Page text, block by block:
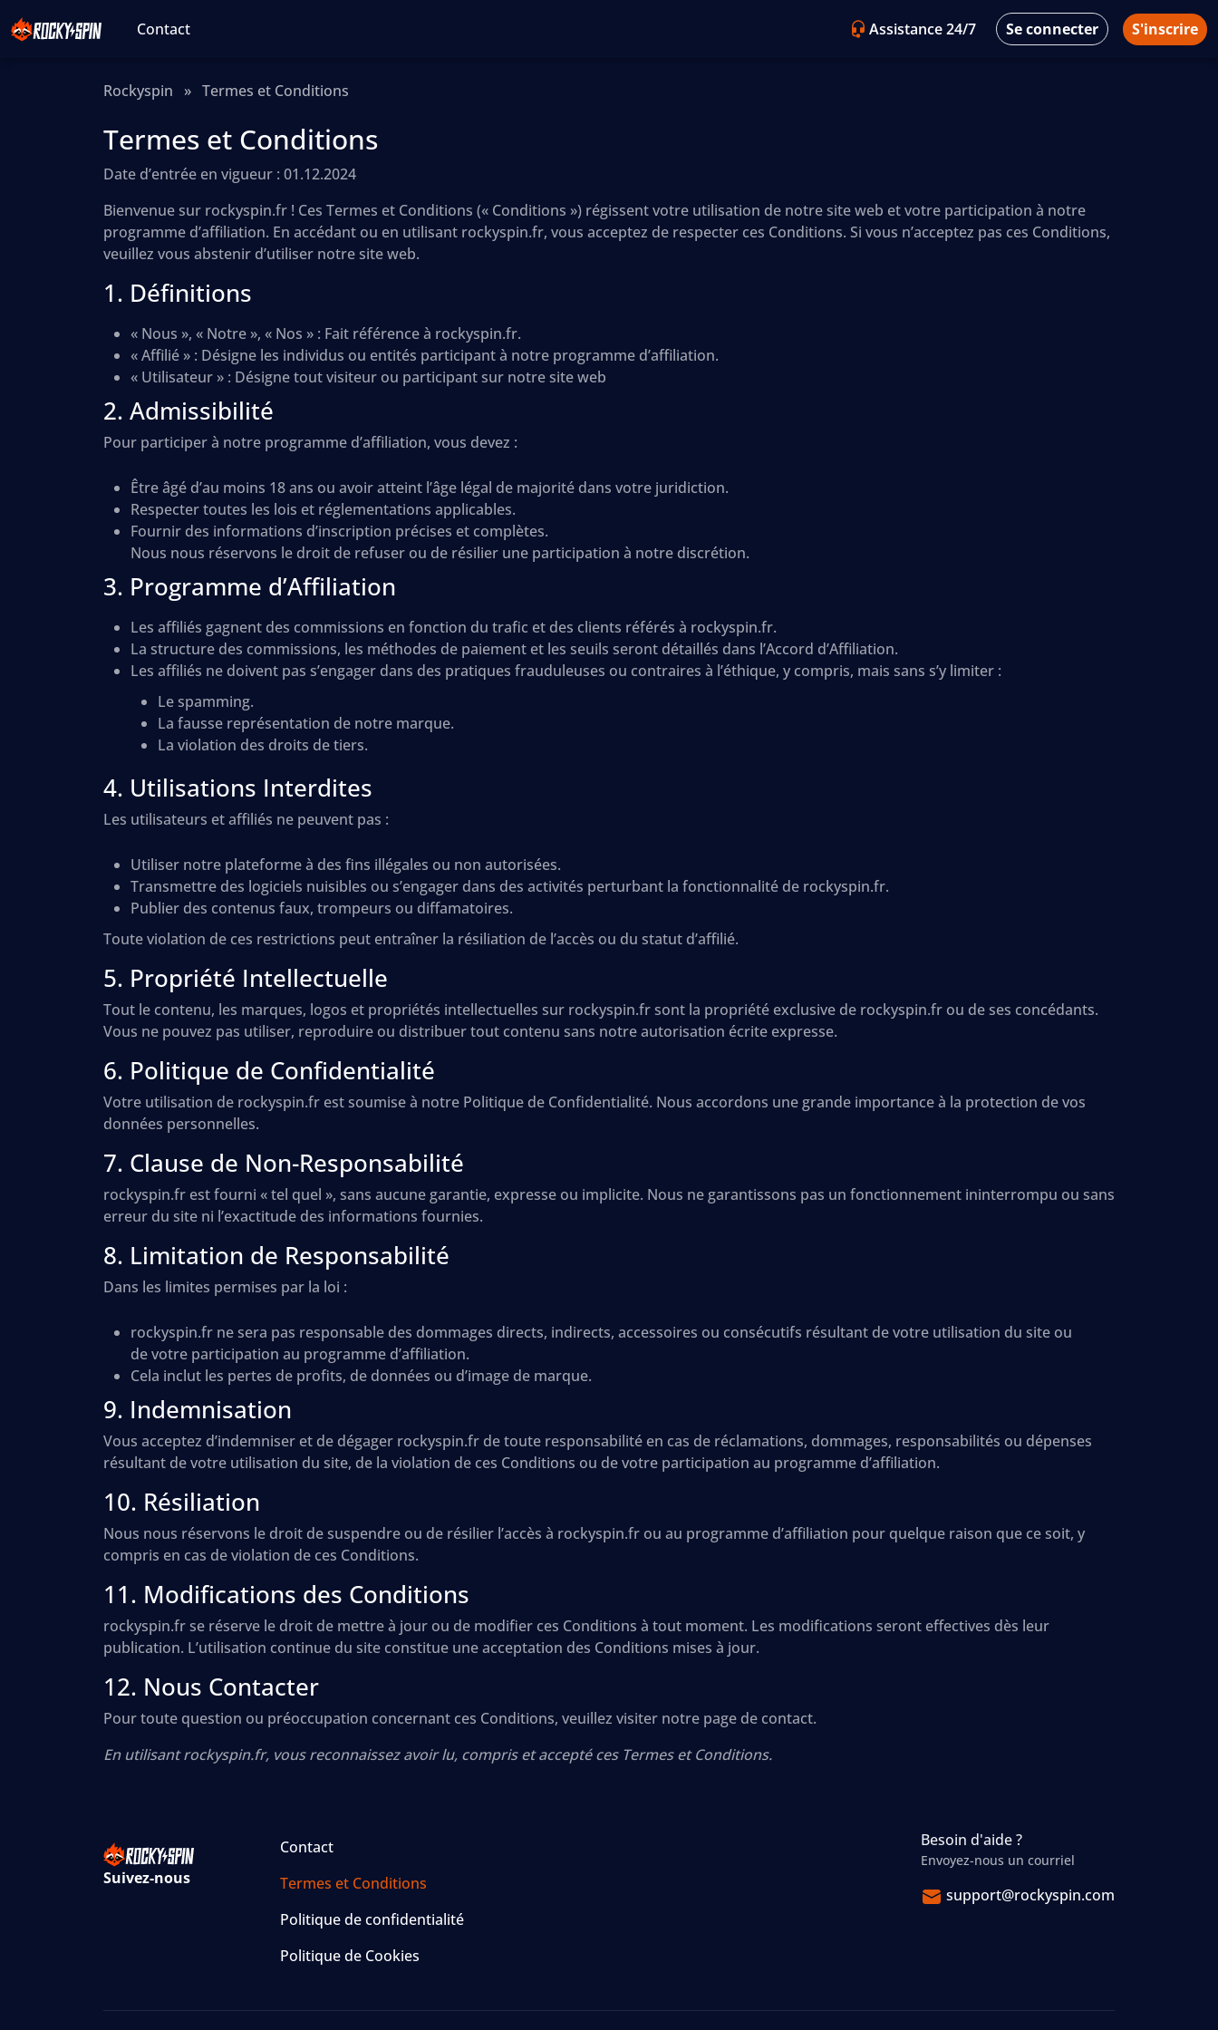
Contact Assistance 24/7 Se connecter S'inscrire
Rockyspin » Termes et Conditions
Termes et Conditions
Date d’entrée en vigueur : 01.12.2024
Bienvenue sur rockyspin.fr ! Ces Termes et Conditions (« Conditions ») régissent votre utilisation de notre site web et votre participation à notre
programme d’affiliation. En accédant ou en utilisant rockyspin.fr, vous acceptez de respecter ces Conditions. Si vous n’acceptez pas ces Conditions,
veuillez vous abstenir d’utiliser notre site web.
1. Définitions
« Nous », « Notre », « Nos » : Fait référence à rockyspin.fr.
« Affilié » : Désigne les individus ou entités participant à notre programme d’affiliation.
« Utilisateur » : Désigne tout visiteur ou participant sur notre site web
2. Admissibilité
Pour participer à notre programme d’affiliation, vous devez :
Être âgé d’au moins 18 ans ou avoir atteint l’âge légal de majorité dans votre juridiction.
Respecter toutes les lois et réglementations applicables.
Fournir des informations d’inscription précises et complètes.
Nous nous réservons le droit de refuser ou de résilier une participation à notre discrétion.
3. Programme d’Affiliation
Les affiliés gagnent des commissions en fonction du trafic et des clients référés à rockyspin.fr.
La structure des commissions, les méthodes de paiement et les seuils seront détaillés dans l’Accord d’Affiliation.
Les affiliés ne doivent pas s’engager dans des pratiques frauduleuses ou contraires à l’éthique, y compris, mais sans s’y limiter :
Le spamming.
La fausse représentation de notre marque.
La violation des droits de tiers.
4. Utilisations Interdites
Les utilisateurs et affiliés ne peuvent pas :
Utiliser notre plateforme à des fins illégales ou non autorisées.
Transmettre des logiciels nuisibles ou s’engager dans des activités perturbant la fonctionnalité de rockyspin.fr.
Publier des contenus faux, trompeurs ou diffamatoires.
Toute violation de ces restrictions peut entraîner la résiliation de l’accès ou du statut d’affilié.
5. Propriété Intellectuelle
Tout le contenu, les marques, logos et propriétés intellectuelles sur rockyspin.fr sont la propriété exclusive de rockyspin.fr ou de ses concédants.
Vous ne pouvez pas utiliser, reproduire ou distribuer tout contenu sans notre autorisation écrite expresse.
6. Politique de Confidentialité
Votre utilisation de rockyspin.fr est soumise à notre Politique de Confidentialité. Nous accordons une grande importance à la protection de vos
données personnelles.
7. Clause de Non-Responsabilité
rockyspin.fr est fourni « tel quel », sans aucune garantie, expresse ou implicite. Nous ne garantissons pas un fonctionnement ininterrompu ou sans
erreur du site ni l’exactitude des informations fournies.
8. Limitation de Responsabilité
Dans les limites permises par la loi :
rockyspin.fr ne sera pas responsable des dommages directs, indirects, accessoires ou consécutifs résultant de votre utilisation du site ou
de votre participation au programme d’affiliation.
Cela inclut les pertes de profits, de données ou d’image de marque.
9. Indemnisation
Vous acceptez d’indemniser et de dégager rockyspin.fr de toute responsabilité en cas de réclamations, dommages, responsabilités ou dépenses
résultant de votre utilisation du site, de la violation de ces Conditions ou de votre participation au programme d’affiliation.
10. Résiliation
Nous nous réservons le droit de suspendre ou de résilier l’accès à rockyspin.fr ou au programme d’affiliation pour quelque raison que ce soit, y
compris en cas de violation de ces Conditions.
11. Modifications des Conditions
rockyspin.fr se réserve le droit de mettre à jour ou de modifier ces Conditions à tout moment. Les modifications seront effectives dès leur
publication. L’utilisation continue du site constitue une acceptation des Conditions mises à jour.
12. Nous Contacter
Pour toute question ou préoccupation concernant ces Conditions, veuillez visiter notre page de contact.
En utilisant rockyspin.fr, vous reconnaissez avoir lu, compris et accepté ces Termes et Conditions.
Suivez-nous
Contact
Termes et Conditions
Politique de confidentialité
Politique de Cookies
Besoin d'aide ?
Envoyez-nous un courriel
support@rockyspin.com